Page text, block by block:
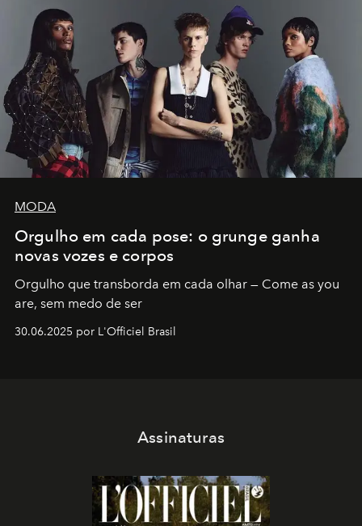
MODA
Orgulho em cada pose: o grunge ganha
novas vozes e corpos
Orgulho que transborda em cada olhar — Come as you
are, sem medo de ser
30.06.2025 por L'Officiel Brasil
Assinaturas